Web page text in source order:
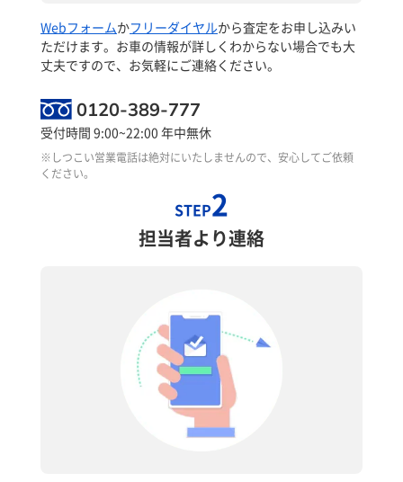
Webフォームかフリーダイヤルから査定をお申し込みい
ただけます。お車の情報が詳しくわからない場合でも大
丈夫ですので、お気軽にご連絡ください。
0120-389-777
受付時間 9:00~22:00 年中無休
※しつこい営業電話は絶対にいたしませんので、安心してご依頼
ください。
STEP2
担当者より連絡